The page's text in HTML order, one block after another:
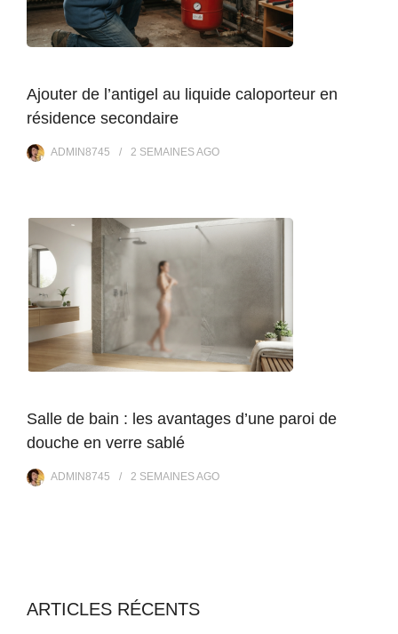
Ajouter de l’antigel au liquide caloporteur en
résidence secondaire
ADMIN8745 2 SEMAINESAGO
Salle de bain : les avantages d’une paroi de
douche en verre sablé
ADMIN8745 2 SEMAINESAGO
ARTICLES RÉCENTS